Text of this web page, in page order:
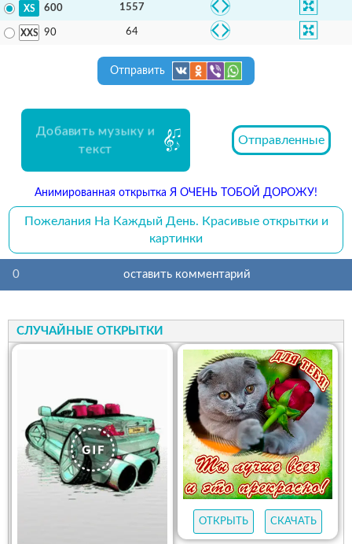
600 1557
90 64
Отправить
Добавить музыку и
текст
Отправленные
Анимированная открытка Я ОЧЕНЬ ТОБОЙ ДОРОЖУ!
Пожелания На Каждый День. Красивые открытки и
картинки
0 оставить комментарий
СЛУЧАЙНЫЕ ОТКРЫТКИ
ОТКРЫТЬ СКАЧАТЬ